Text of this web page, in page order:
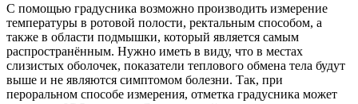
С помощью градусника возможно производить измерение
температуры в ротовой полости, ректальным способом, а
также в области подмышки, который является самым
распространённым. Нужно иметь в виду, что в местах
слизистых оболочек, показатели теплового обмена тела будут
выше и не являются симптомом болезни. Так, при
пероральном способе измерения, отметка градусника может